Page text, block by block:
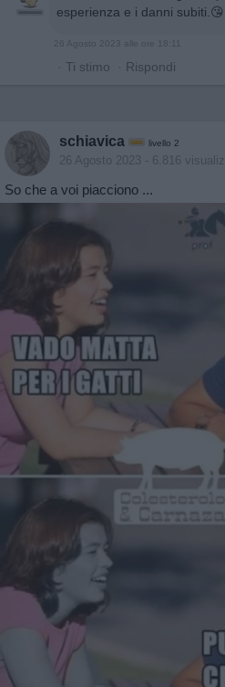
esperienza e i danni subiti.😘
26 Agosto 2023 alle ore 18:11
· Ti stimo · Rispondi
schiavica livello 2
26 Agosto 2023 - 6.816
So che a voi piacciono ...